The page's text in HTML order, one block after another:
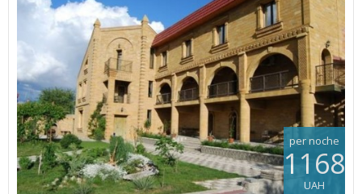
per noche
1168
UAH